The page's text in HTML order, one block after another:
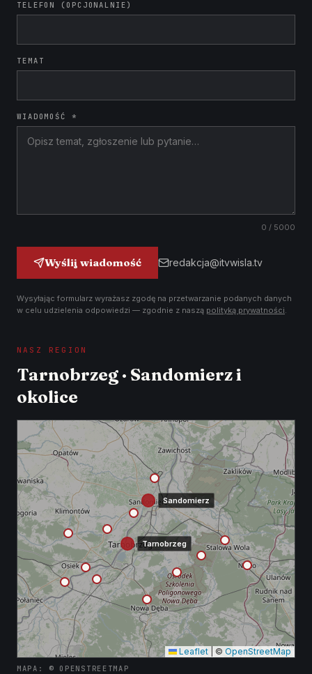
TELEFON (OPCJONALNIE)
TEMAT
WIADOMOŚĆ *
0 / 5000
Wyślij wiadomość redakcja@itvwisla.tv
Wysyłając formularz wyrażasz zgodę na przetwarzanie podanych danych
w celu udzielenia odpowiedzi — zgodnie z naszą polityką prywatności.
NASZ REGION
Tarnobrzeg · Sandomierz i
okolice
Tarnobrzeg
Sandomierz
Leaflet © OpenStreetMap
MAPA: © OPENSTREETMAP